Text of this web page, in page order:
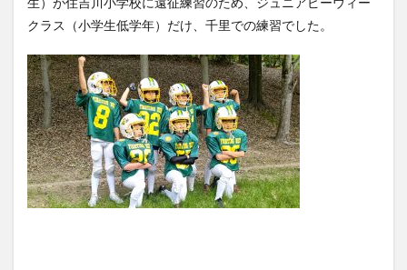
クラス（小学生低学年）だけ、千里での練習でした。